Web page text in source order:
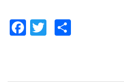
Facebook
Twitter